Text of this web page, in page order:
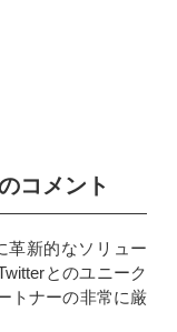
コメント
革新的なソリュー
とのユニーク
トナーの非常に厳